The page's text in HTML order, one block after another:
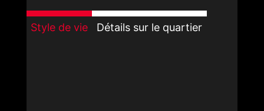
Style de vie Détails sur le quartier